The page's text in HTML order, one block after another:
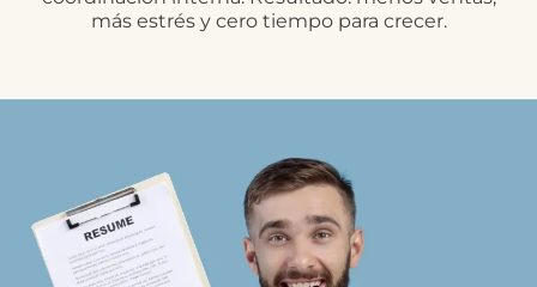
más estrés y cero tiempo para crecer.